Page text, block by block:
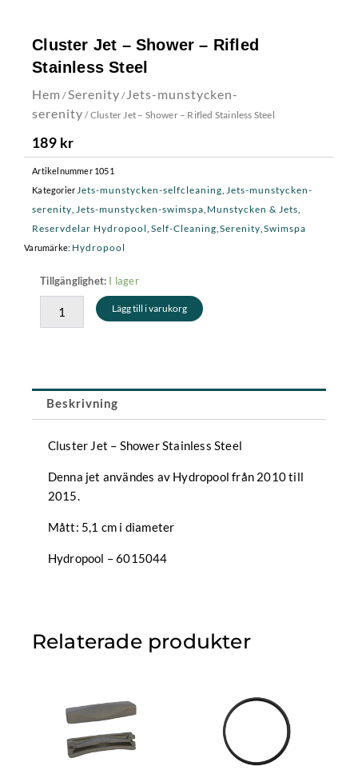
Cluster Jet – Shower – Rifled
Stainless Steel
Hem /Serenity /Jets-munstycken-
serenity / Cluster Jet – Shower – Rifled Stainless Steel
189 kr
Artikelnummer 1051
Kategorier Jets-munstycken-selfcleaning Jets-munstycken-
serenity Jets-munstycken-swimspa Munstycken & Jets
Reservdelar Hydropool Self-Cleaning ,Serenity ,Swimspa
Varumärke: Hydropool
Tillgänglighet: I lager
Cluster
Jet
Shower
Steel
mängd
Lägg till i varukorg
Beskrivning
Cluster Jet – Shower Stainless Steel
Denna jet användes av Hydropool från 2010 till
2015.
Mått: 5,1 cm i diameter
Hydropool – 6015044
Relaterade produkter